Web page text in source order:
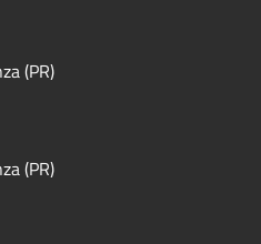
(PR)
(PR)